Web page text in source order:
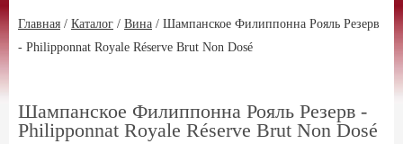
Главная / Каталог / Вина / Шампанское Филиппонна Рояль Резерв
- Philipponnat Royale Réserve Brut Non Dosé
Шампанское Филиппонна Рояль Резерв -
Philipponnat Royale Réserve Brut Non Dosé